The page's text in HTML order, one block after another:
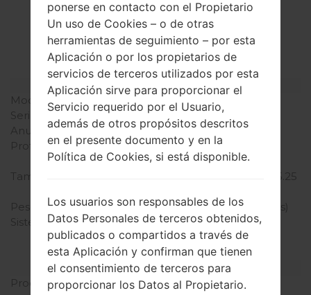
LGH443(LGH443)
akaLG Escape 2
Modelo y sus características
Modelo
LGH443
Serie
LG Escape 2
Anunciado
2015
Profundidad
10 milímetros (0.39
pulgadas)
Tamaño (dimensiones)
133.3 x 66.1 milímetros (5.25
Peso
124.4 gramos (4.37 onzas)
Sistema de operación
Android 5.0.1 (Lollipop),
actualizable a 6.0.1
(Marshmallow)
Hardware
Procesador
1.2 GHz Cortex-A53,
ponerse en contacto con el Propietario
Un uso de Cookies – o de otras
herramientas de seguimiento – por esta
Aplicación o por los propietarios de
servicios de terceros utilizados por esta
Aplicación sirve para proporcionar el
Servicio requerido por el Usuario,
además de otros propósitos descritos
en el presente documento y en la
Política de Cookies, si está disponible.
Los usuarios son responsables de los
Datos Personales de terceros obtenidos,
publicados o compartidos a través de
esta Aplicación y confirman que tienen
el consentimiento de terceros para
proporcionar los Datos al Propietario.